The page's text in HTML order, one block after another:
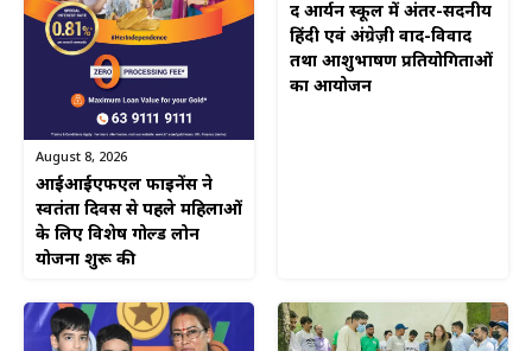
August 8, 2026
आईआईएफएल फाइनेंस ने
स्वतंत्रता दिवस से पहले महिलाओं
के लिए विशेष गोल्ड लोन
योजना शुरू की
द आर्यन स्कूल में अंतर-सदनीय
हिंदी एवं अंग्रेज़ी वाद-विवाद
तथा आशुभाषण प्रतियोगिताओं
का आयोजन